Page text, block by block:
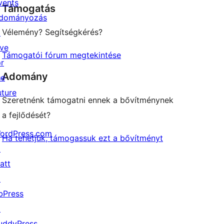
reviews
Támogatás
Vélemény? Segítségkérés?
Támogatói fórum megtekintése
Adomány
Szeretnénk támogatni ennek a bővítménynek
a fejlődését?
Ha tehetjük, támogassuk ezt a bővítményt